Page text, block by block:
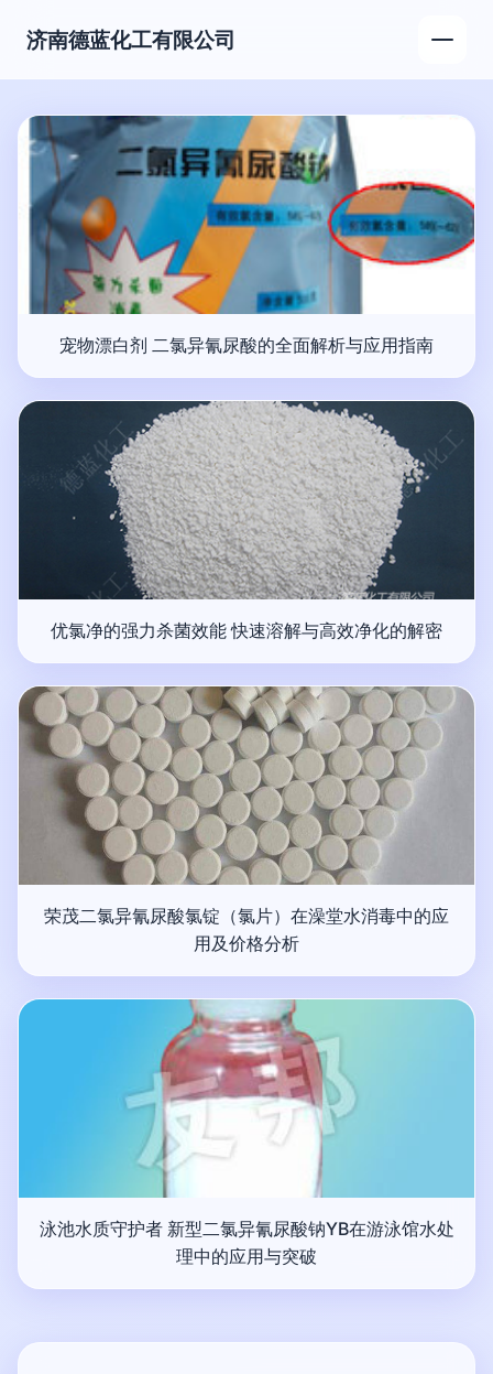
济南德蓝化工有限公司
宠物漂白剂 二氯异氰尿酸的全面解析与应用指南
优氯净的强力杀菌效能 快速溶解与高效净化的解密
荣茂二氯异氰尿酸氯锭（氯片）在澡堂水消毒中的应
用及价格分析
泳池水质守护者 新型二氯异氰尿酸钠YB在游泳馆水处
理中的应用与突破